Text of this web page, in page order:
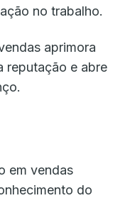
no trabalho.
aprimora
reputação e abre
em vendas
do